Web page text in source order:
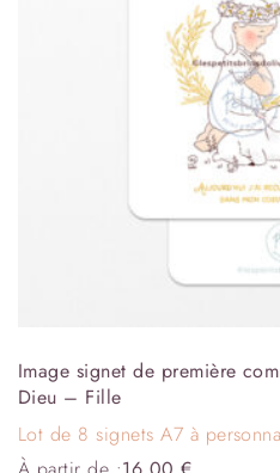
Image signet de première
Dieu – Fille
Lot de 8 signets A7 à